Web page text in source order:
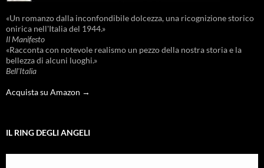
«Un romanzo dalla inconfondibile dolcezza, una ricognizione storico
onirica nell'Italia del 1944.»
Il Manifesto
«Racconta con notevole realismo un pezzo della nostra storia e la
bellezza di alcuni luoghi.»
Bell'Italia
Acquista su Amazon →
IL RING DEGLI ANGELI